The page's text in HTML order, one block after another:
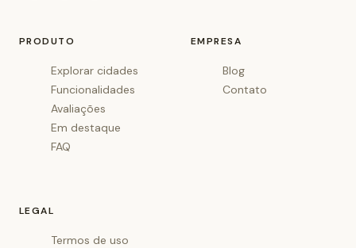
PRODUTO
Explorar cidades
Funcionalidades
Avaliações
Em destaque
FAQ
EMPRESA
Blog
Contato
LEGAL
Termos de uso